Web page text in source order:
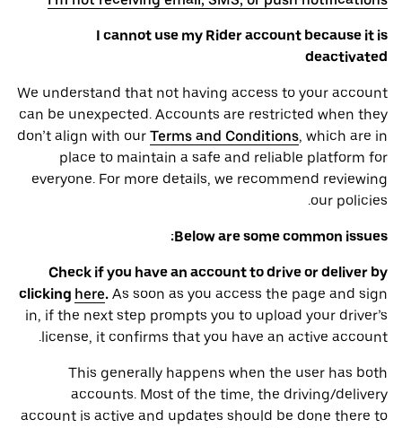
I cannot use my Rider account because it is
deactivated
We understand that not having access to your account
can be unexpected. Accounts are restricted when they
don’t align with our Terms and Conditions, which are in
place to maintain a safe and reliable platform for
everyone. For more details, we recommend reviewing
our policies.
Below are some common issues:
Check if you have an account to drive or deliver by
clicking here. As soon as you access the page and sign
in, if the next step prompts you to upload your driver’s
license, it confirms that you have an active account.
This generally happens when the user has both
accounts. Most of the time, the driving/delivery
account is active and updates should be done there to